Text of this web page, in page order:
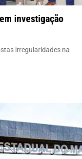
investigação
irregularidades na